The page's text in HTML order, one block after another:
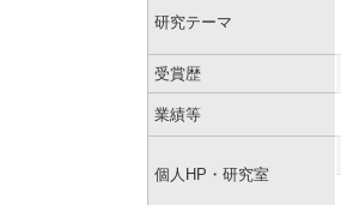
研究テーマ
受賞歴
業績等
個人HP・研究室